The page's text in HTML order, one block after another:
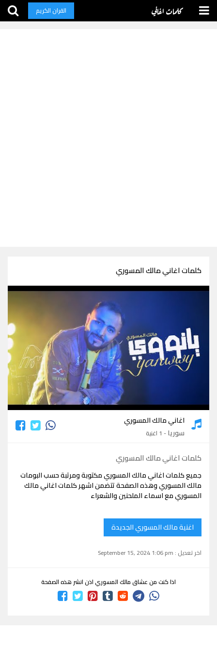
كلمات اغاني القران الكريم
كلمات اغاني مالك المسوري
كلمات اغاني مالك المسوري
اغاني مالك المسوري
سوريا- 1 اغنية
كلمات اغاني مالك المسوري
جميع كلمات اغاني مالك المسوري مكتوبة ومرتبة حسب البومات
مالك المسوري وهذه الصفحة تتضمن اشهر كلمات اغاني مالك
المسوري مع اسماء الملحنين والشعراء
اغنية مالك المسوري الجديدة
اخر تعديل : September 15, 2024 1:06 pm
اذا كنت من عشاق مالك المسوري اذن انشر هذه الصفحة